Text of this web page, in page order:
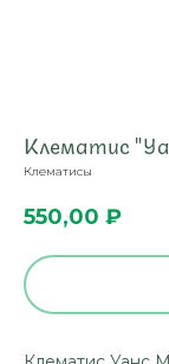
Клематис
Клематисы
550,00 ₽